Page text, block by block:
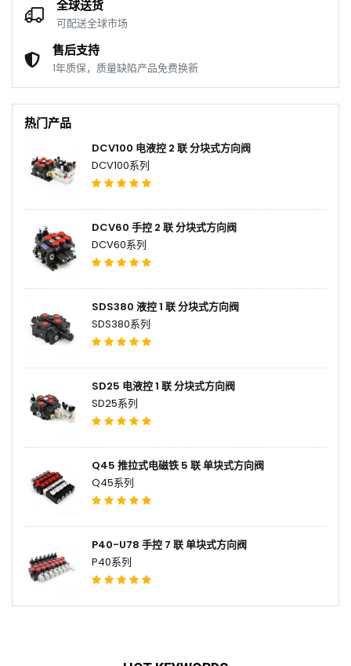
全球送货
可配送全球市场
售后支持
1年质保，质量缺陷产品免费换新
热门产品
DCV100 电液控 2 联 分块式方向阀
DCV100系列
DCV60 手控 2 联 分块式方向阀
DCV60系列
SDS380 液控 1 联 分块式方向阀
SDS380系列
SD25 电液控 1 联 分块式方向阀
SD25系列
Q45 推拉式电磁铁 5 联 单块式方向阀
Q45系列
P40-U78 手控 7 联 单块式方向阀
P40系列